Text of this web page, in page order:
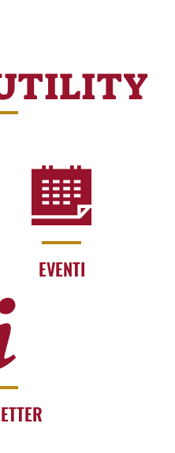
EVENTI